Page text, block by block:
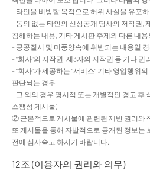
- 타인을 비방할 목적으로 허위 사실을 유포
- 동의 없는 타인의 신상공개 당사의 저작권,
침해하는 내용, 기타 게시판 주제와 다른 내용
- 공공질서 및 미풍양속에 위반되는 내용일
- "회사"의 저작권, 제3자의 저작권 등 기타 권
- "회사"가 제공하는 "서비스" 기타 영업행위
판단되는 경우
- 그 외의 경우 명시적 또는 개별적인 경고 후
스팸성 게시물)
② 근본적으로 게시물에 관련된 제반 권리와
또 게시물을 통해 자발적으로 공개된 정보는
전에 심사숙고 하시기 바랍니다.
12조 (이용자의 권리와 의무)